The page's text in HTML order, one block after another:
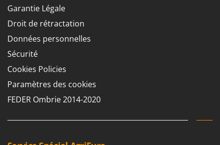
Garantie Légale
Droit de rétractation
Données personnelles
Sécurité
Cookies Policies
Paramètres des cookies
FEDER Ombrie 2014-2020